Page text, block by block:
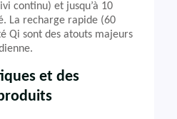
continu) et jusqu’à 10
La recharge rapide (60
Qi sont des atouts majeurs
et des